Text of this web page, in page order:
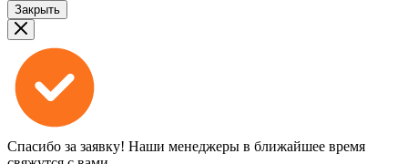
Закрыть
Спасибо за заявку! Наши менеджеры в ближайшее время